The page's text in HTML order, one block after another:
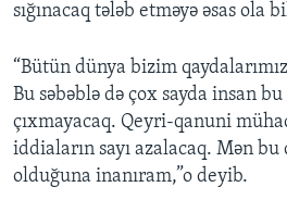
sığınacaq tələb etməyə əsas ola
“Bütün dünya bizim
Bu səbəblə də çox sayda insan
çıxmayacaq. Qeyri-qanuni
iddiaların sayı azalacaq. Mən bu
olduğuna inanıram,”o deyib.